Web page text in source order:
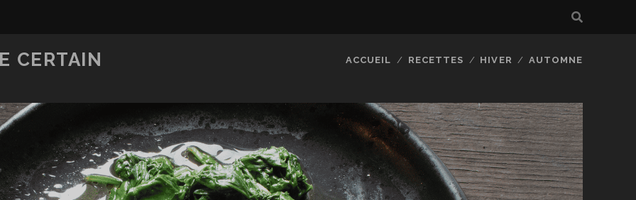
CERTAIN ACCUEIL RECETTES HIVER AUTOMNE